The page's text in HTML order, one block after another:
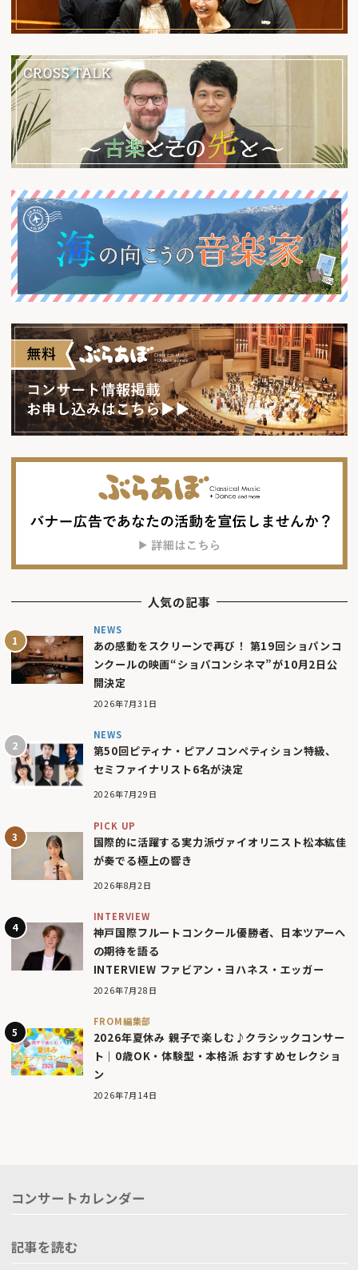
人気の記事
NEWS
あの感動をスクリーンで再び！ 第19回ショパンコ
ンクールの映画“ショパコンシネマ”が10月2日公
開決定
2026年7月31日
NEWS
第50回ピティナ・ピアノコンペティション特級、
セミファイナリスト6名が決定
2026年7月29日
PICK UP
国際的に活躍する実力派ヴァイオリニスト松本紘佳
が奏でる極上の響き
2026年8月2日
INTERVIEW
神戸国際フルートコンクール優勝者、日本ツアーへ
の期待を語る
INTERVIEW ファビアン・ヨハネス・エッガー
2026年7月28日
FROM編集部
2026年夏休み 親子で楽しむ♪クラシックコンサー
ト｜0歳OK・体験型・本格派 おすすめセレクショ
ン
2026年7月14日
コンサートカレンダー
記事を読む